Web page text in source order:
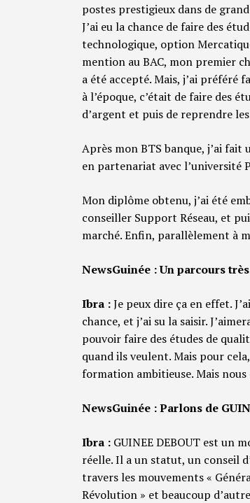
postes prestigieux dans de
J’ai eu la chance de faire des
technologique, option
mention au BAC, mon premier
a été accepté. Mais, j’ai préféré
à l’époque, c’était de faire des
d’argent et puis de reprendre
Après mon BTS banque, j’ai fait
en partenariat avec l’université
Mon diplôme obtenu, j’ai été
conseiller Support Réseau, et
marché. Enfin, parallèlement à
NewsGuinée : Un parcours
Ibra :Je peux dire ça en effet.
chance, et j’ai su la saisir.
pouvoir faire des études de
quand ils veulent. Mais pour
formation ambitieuse. Mais
NewsGuinée : Parlons de
Ibra : GUINEE DEBOUT est un
réelle. Il a un statut, un conseil
travers les mouvements «
Révolution » et beaucoup